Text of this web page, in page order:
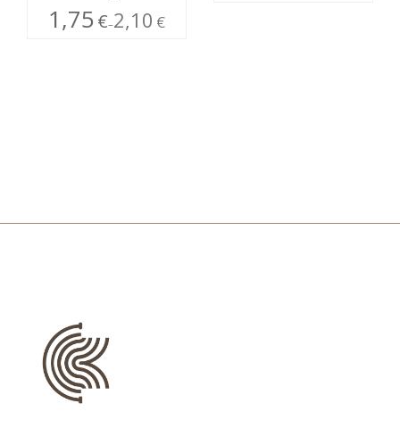
1,75 €–2,10 €